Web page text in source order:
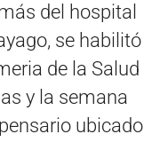
del hospital
se habilitó
de la Salud
y la semana
ubicado